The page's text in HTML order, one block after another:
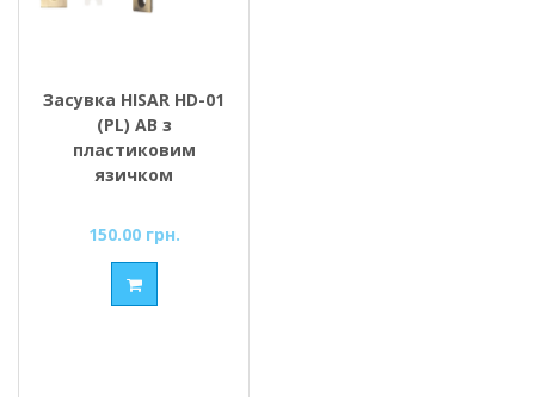
Засувка HISAR HD-01
(PL) AB з
пластиковим
язичком
150.00 грн.